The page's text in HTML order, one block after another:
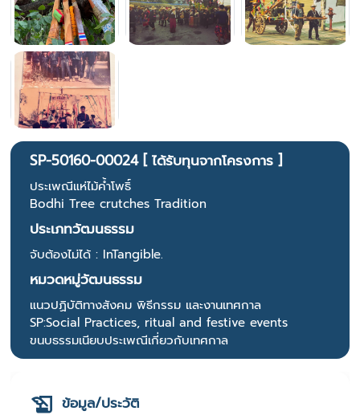
SP-50160-00024 [ ได้รับทุนจากโครงการ ]
ประเพณีแห่ไม้ค้ำโพธิ์
Bodhi Tree crutches Tradition
ประเภทวัฒนธรรม
จับต้องไม่ได้ : InTangible.
หมวดหมู่วัฒนธรรม
แนวปฏิบัติทางสังคม พิธีกรรม และงานเทศกาล
SP:Social Practices, ritual and festive events
ขนบธรรมเนียบประเพณีเกี่ยวกับเทศกาล
ข้อมูล/ประวัติ